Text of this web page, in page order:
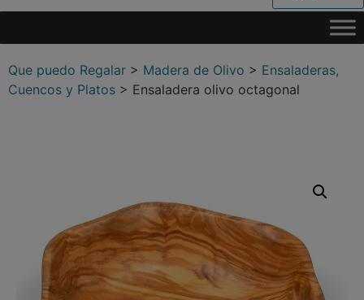
Que puedo Regalar > Madera de Olivo > Ensaladeras,
Cuencos y Platos > Ensaladera olivo octagonal